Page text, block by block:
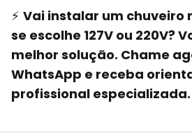
⚡ Vai instalar um chuveiro
se escolhe 127V ou 220V?
melhor solução. Chame
WhatsApp e receba
profissional especializada.